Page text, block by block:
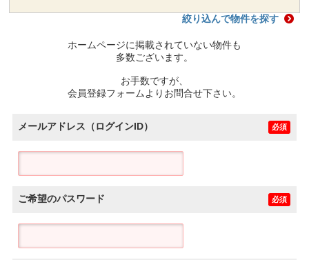
絞り込んで物件を探す
ホームページに掲載されていない物件も
多数ございます。
お手数ですが、
会員登録フォームよりお問合せ下さい。
メールアドレス（ログインID） 必須
ご希望のパスワード 必須